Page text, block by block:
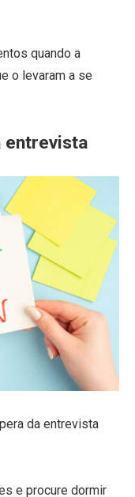
quando a
o levaram a se
entrevista
da entrevista
e procure dormir